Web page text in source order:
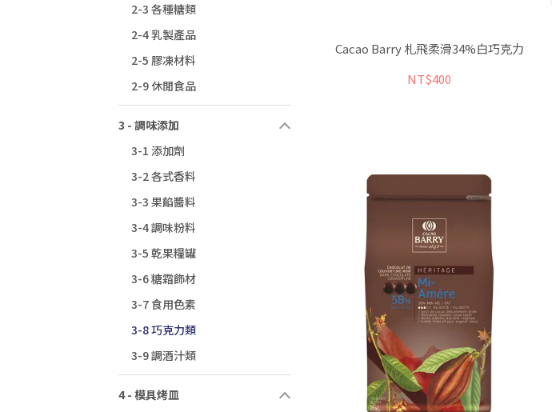
2-3 各種糖類
2-4 乳製產品
2-5 膠凍材料
2-9 休閒食品
3 - 調味添加
3-1 添加劑
3-2 各式香料
3-3 果餡醬料
3-4 調味粉料
3-5 乾果糧罐
3-6 糖霜飾材
3-7 食用色素
3-8 巧克力類
3-9 調酒汁類
4 - 模具烤皿
Cacao Barry 札飛柔滑34%白巧克力
NT$400